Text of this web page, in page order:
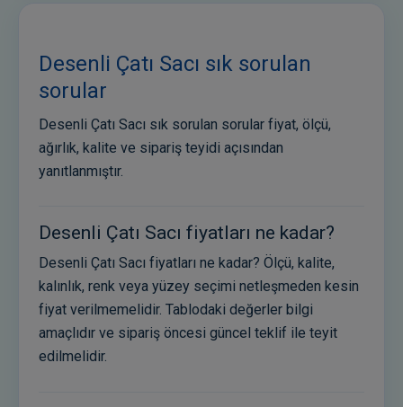
Desenli Çatı Sacı sık sorulan
sorular
Desenli Çatı Sacı sık sorulan sorular fiyat, ölçü,
ağırlık, kalite ve sipariş teyidi açısından
yanıtlanmıştır.
Desenli Çatı Sacı fiyatları ne kadar?
Desenli Çatı Sacı fiyatları ne kadar? Ölçü, kalite,
kalınlık, renk veya yüzey seçimi netleşmeden kesin
fiyat verilmemelidir. Tablodaki değerler bilgi
amaçlıdır ve sipariş öncesi güncel teklif ile teyit
edilmelidir.